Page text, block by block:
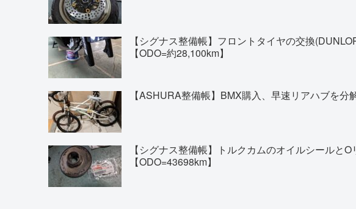
【シグナス整備帳】フロントタイヤの交換
【ODO=約28,100km】
【ASHURA整備帳】BMX購入、早速リアハブを分
【シグナス整備帳】トルクカムのオイルシールと
【ODO=43698km】